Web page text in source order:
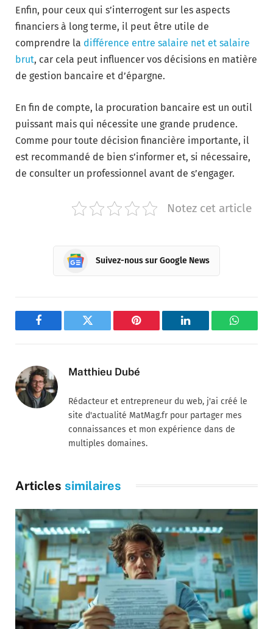
Enfin, pour ceux qui s’interrogent sur les aspects
financiers à long terme, il peut être utile de
comprendre la différence entre salaire net et salaire
brut, car cela peut influencer vos décisions en matière
de gestion bancaire et d’épargne.
En fin de compte, la procuration bancaire est un outil
puissant mais qui nécessite une grande prudence.
Comme pour toute décision financière importante, il
est recommandé de bien s’informer et, si nécessaire,
de consulter un professionnel avant de s’engager.
Notez cet article
Suivez-nous sur Google News
Facebook Twitter Pinterest LinkedIn
Matthieu Dubé
Rédacteur et entrepreneur du web, j'ai créé le
site d'actualité MatMag.fr pour partager mes
connaissances et mon expérience dans de
multiples domaines.
Articles similaires